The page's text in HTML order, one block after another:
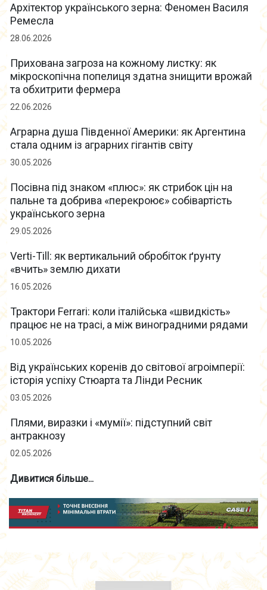
Архітектор українського зерна: Феномен Василя
Ремесла
28.06.2026
Прихована загроза на кожному листку: як
мікроскопічна попелиця здатна знищити врожай
та обхитрити фермера
22.06.2026
Аграрна душа Південної Америки: як Аргентина
стала одним із аграрних гігантів світу
30.05.2026
Посівна під знаком «плюс»: як стрибок цін на
пальне та добрива «перекроює» собівартість
українського зерна
29.05.2026
Verti-Till: як вертикальний обробіток ґрунту
«вчить» землю дихати
16.05.2026
Трактори Ferrari: коли італійська «швидкість»
працює не на трасі, а між виноградними рядами
10.05.2026
Від українських коренів до світової агроімперії:
історія успіху Стюарта та Лінди Ресник
03.05.2026
Плями, виразки і «мумії»: підступний світ
антракнозу
02.05.2026
Дивитися більше...